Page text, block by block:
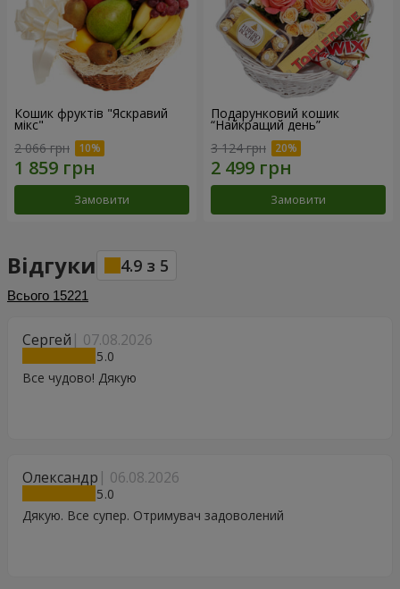
Кошик фруктів "Яскравий
мікс"
2 066 грн
Замовити
Подарунковий кошик
“Найкращий день”
3 124 грн
Замовити
Відгуки 4.9 з 5
Всього 15221
Сергей 07.08.2026
5
Все чудово! Дякую
Олександр 06.08.2026
5
Дякую. Все супер. Отримувач задоволений